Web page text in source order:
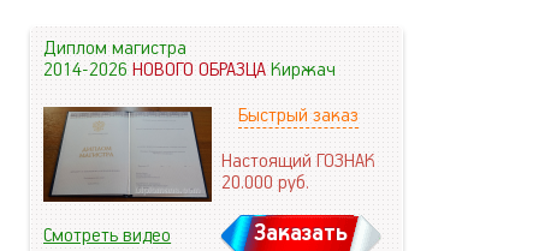
Диплом магистра
2014-2026НОВОГО ОБРАЗЦАКиржач
Быстрый заказ
Настоящий ГОЗНАК
20.000руб.
Смотреть видео Заказать